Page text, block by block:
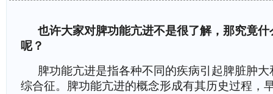
也许大家对脾功能亢进不是很了解，那究竟
呢？
脾功能亢进是指各种不同的疾病引起脾脏肿
综合征。脾功能亢进的概念形成有其历史过程，